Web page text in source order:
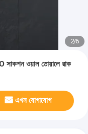
2/6
সাকশন ওয়াল তোয়ালে রাক
এখন যোগাযোগ